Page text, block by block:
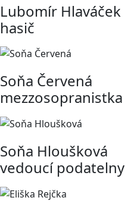
Lubomír Hlaváček
hasič
Soňa Červená
mezzosopranistka
Soňa Hloušková
vedoucí podatelny